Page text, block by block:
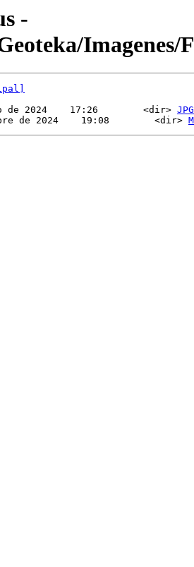
-
Imagenes/
de 2024    17:26        <dir> JPG
de 2024    19:08        <dir>